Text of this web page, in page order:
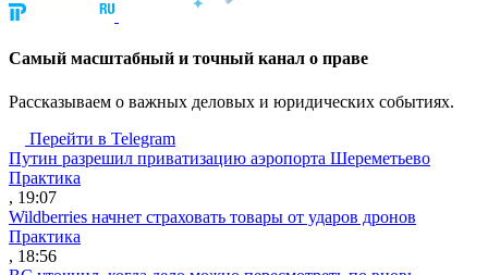
Cамый масштабный и точный канал о праве
Рассказываем о важных деловых и юридических событиях.
Перейти в Telegram
Путин разрешил приватизацию аэропорта Шереметьево
Практика
, 19:07
Wildberries начнет страховать товары от ударов дронов
Практика
, 18:56